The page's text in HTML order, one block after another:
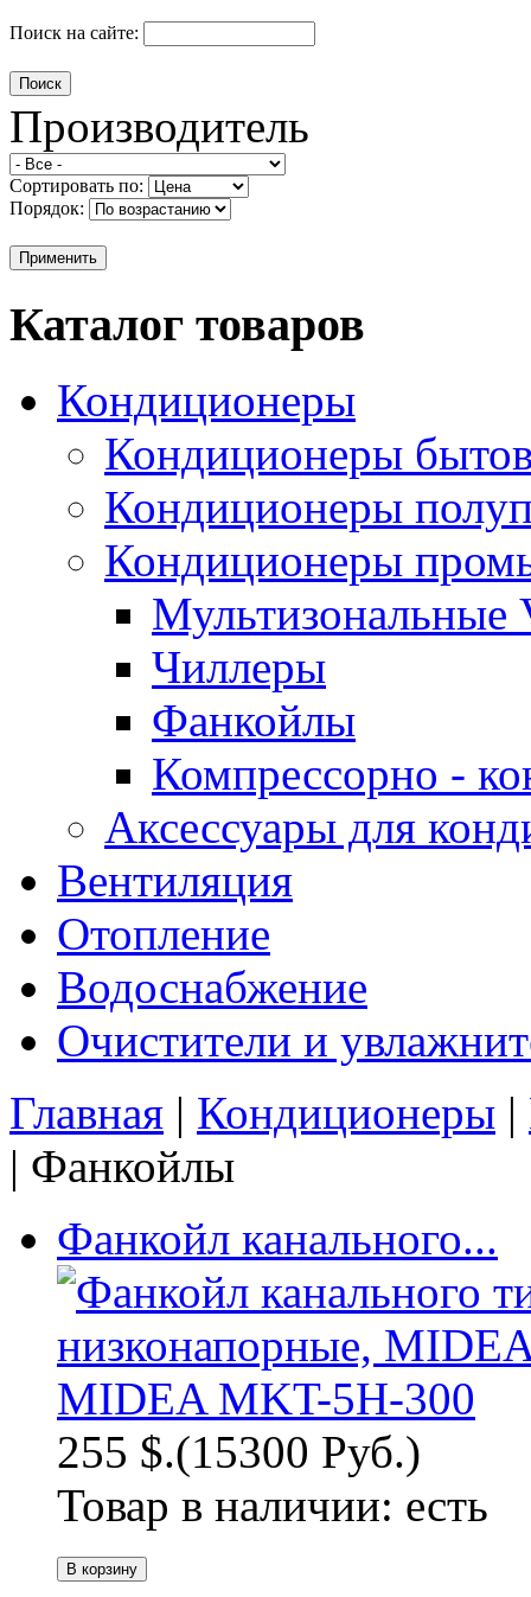
Поиск на сайте:
Производитель
Сортировать по:
Порядок:
Каталог товаров
Кондиционеры
Кондиционеры
Кондиционеры
Кондиционеры
Мультизональные
Чиллеры
Фанкойлы
Компрессорно -
Аксессуары для
Вентиляция
Отопление
Водоснабжение
Очистители и
Главная | Кондиционеры |
| Фанкойлы
Фанкойл канального...
255 $.(15300 Руб.)
Товар в наличии: есть